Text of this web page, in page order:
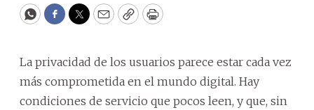
WhatsApp
Facebook
Twitter
EmailCopyPrint
La privacidad de los usuarios parece estar cada vez
más comprometida en el mundo digital. Hay
condiciones de servicio que pocos leen, y que, sin